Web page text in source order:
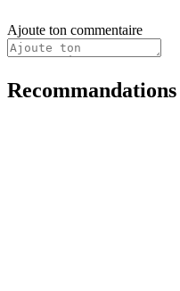
Ajoute ton commentaire
Recommandations